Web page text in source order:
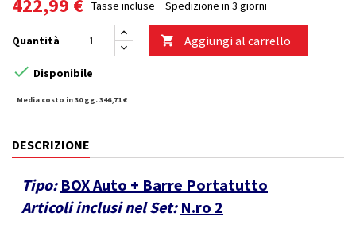
422,99 € Tasse incluse Spedizione in 3 giorni
Quantità  Aggiungi al carrello
 Disponibile
Media costo in 30 gg. 346,71 €
DESCRIZIONE
Tipo: BOX Auto + Barre Portatutto
Articoli inclusi nel Set: N.ro 2